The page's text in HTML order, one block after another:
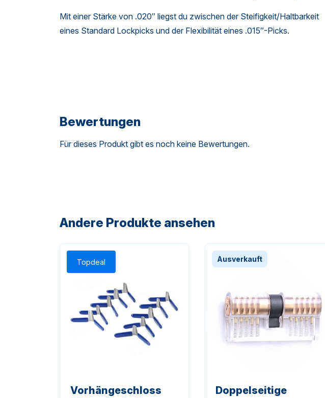
Mit einer Stärke von .020″ liegst du zwischen der Steifigkeit/Haltbarkeit
eines Standard Lockpicks und der Flexibilität eines .015″-Picks.
Bewertungen
Für dieses Produkt gibt es noch keine Bewertungen.
Andere Produkte ansehen
Topdeal
Vorhängeschloss
Ausverkauft
Doppelseitige